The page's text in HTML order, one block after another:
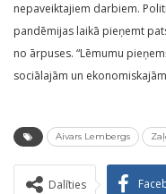
nepaveiktajiem darbiem.
pandēmijas laikā pieņemt
no ārpuses. “Lēmumu
sociālajām un
Aivars Lembergs
Dalīties